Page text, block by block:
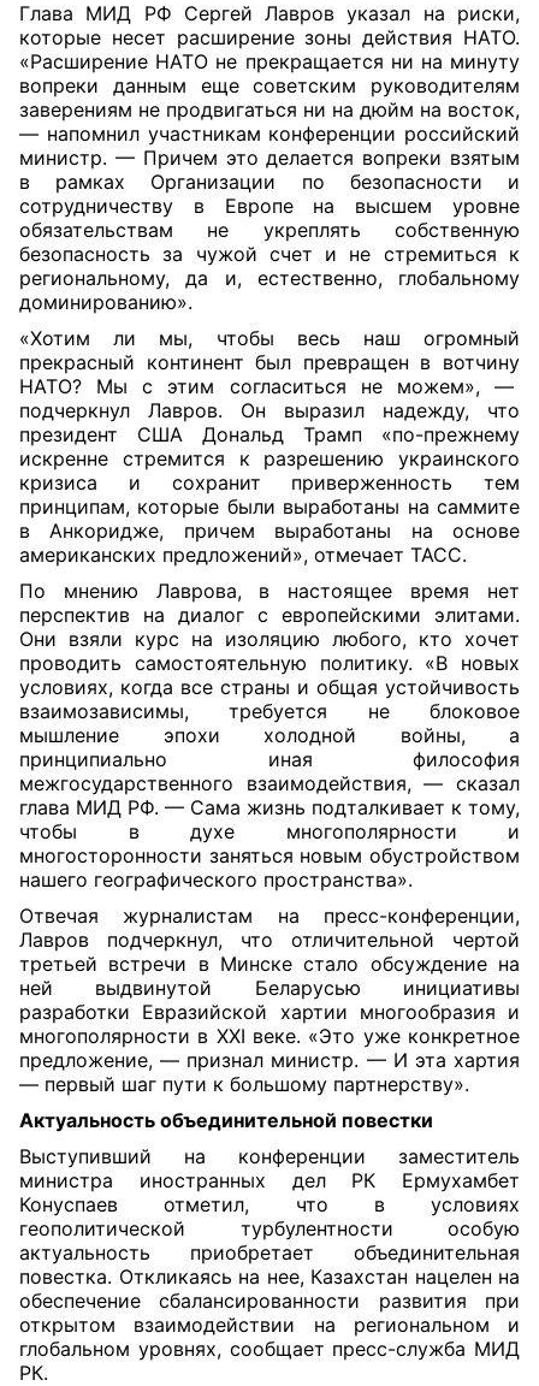
Глава МИД РФ Сергей Лавров указал на риски,
которые несет расширение зоны действия НАТО.
«Расширение НАТО не прекращается ни на минуту
вопреки данным еще советским руководителям
заверениям не продвигаться ни на дюйм на восток,
— напомнил участникам конференции российский
министр. — Причем это делается вопреки взятым
в рамках Организации по безопасности и
сотрудничеству в Европе на высшем уровне
обязательствам не укреплять собственную
безопасность за чужой счет и не стремиться к
региональному, да и, естественно, глобальному
доминированию».
«Хотим ли мы, чтобы весь наш огромный
прекрасный континент был превращен в вотчину
НАТО? Мы с этим согласиться не можем», —
подчеркнул Лавров. Он выразил надежду, что
президент США Дональд Трамп «по-прежнему
искренне стремится к разрешению украинского
кризиса и сохранит приверженность тем
принципам, которые были выработаны на саммите
в Анкоридже, причем выработаны на основе
американских предложений», отмечает ТАСС.
По мнению Лаврова, в настоящее время нет
перспектив на диалог с европейскими элитами.
Они взяли курс на изоляцию любого, кто хочет
проводить самостоятельную политику. «В новых
условиях, когда все страны и общая устойчивость
взаимозависимы, требуется не блоковое
мышление эпохи холодной войны, а
принципиально иная философия
межгосударственного взаимодействия, — сказал
глава МИД РФ. — Сама жизнь подталкивает к тому,
чтобы в духе многополярности и
многосторонности заняться новым обустройством
нашего географического пространства».
Отвечая журналистам на пресс-конференции,
Лавров подчеркнул, что отличительной чертой
третьей встречи в Минске стало обсуждение на
ней выдвинутой Беларусью инициативы
разработки Евразийской хартии многообразия и
многополярности в XXI веке. «Это уже конкретное
предложение, — признал министр. — И эта хартия
— первый шаг пути к большому партнерству».
Актуальность объединительной повестки
Выступивший на конференции заместитель
министра иностранных дел РК Ермухамбет
Конуспаев отметил, что в условиях
геополитической турбулентности особую
актуальность приобретает объединительная
повестка. Откликаясь на нее, Казахстан нацелен на
обеспечение сбалансированности развития при
открытом взаимодействии на региональном и
глобальном уровнях, сообщает пресс-служба МИД
РК.